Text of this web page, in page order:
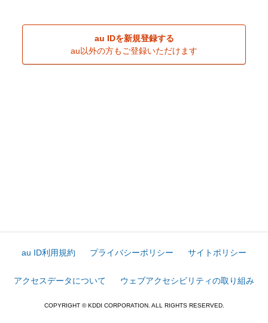
au IDを新規登録する
au以外の方もご登録いただけます
au ID利用規約 プライバシーポリシー サイトポリシー
アクセスデータについて ウェブアクセシビリティの取り組み
COPYRIGHT © KDDI CORPORATION. ALL RIGHTS RESERVED.